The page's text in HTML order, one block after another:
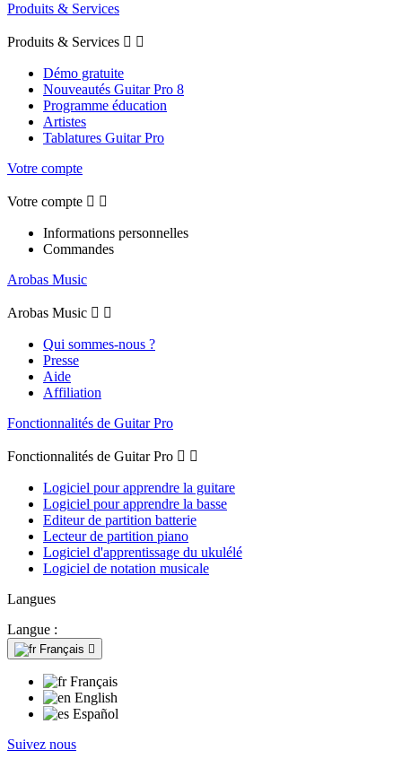
Produits & Services
Produits & Services  
Démo gratuite
Nouveautés Guitar Pro 8
Programme éducation
Artistes
Tablatures Guitar Pro
Votre compte
Votre compte  
Informations personnelles
Commandes
Arobas Music
Arobas Music  
Qui sommes-nous ?
Presse
Aide
Affiliation
Fonctionnalités de Guitar Pro
Fonctionnalités de Guitar Pro  
Logiciel pour apprendre la guitare
Logiciel pour apprendre la basse
Editeur de partition batterie
Lecteur de partition piano
Logiciel d'apprentissage du ukulélé
Logiciel de notation musicale
Langues
Langue :
Français 
Français
English
Español
Suivez nous